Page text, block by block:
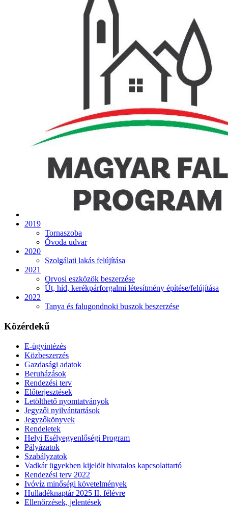
2019
Tornaszoba
Óvoda udvar
2020
Szolgálati lakás felújítása
2021
Orvosi eszközök beszerzése
Út, híd, kerékpárforgalmi létesítmény építése/felújítása
2022
Tanya és falugondnoki buszok beszerzése
Közérdekű
E-ügyintézés
Közbeszerzés
Gazdasági adatok
Beruházások
Rendezési terv
Előterjesztések
Letölthető nyomtatványok
Jegyzői nyilvántartások
Jegyzőkönyvek
Rendeletek
Helyi Esélyegyenlőségi Program
Pályázatok
Szabályzatok
Vadkár ügyekben kijelölt hivatalos kapcsolattartó
Rendezési terv 2022
Ivóvíz minőségi követelmények
Hulladéknaptár 2025 II. félévre
Ellenőrzések, jelentések